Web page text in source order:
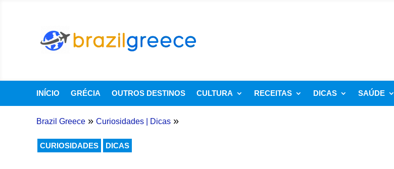
INÍCIO GRÉCIA OUTROS DESTINOS CULTURA RECEITAS DICAS SAÚDE
Brazil Greece » Curiosidades| Dicas »
CURIOSIDADES DICAS